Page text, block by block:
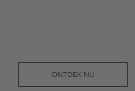
ONTDEK NU